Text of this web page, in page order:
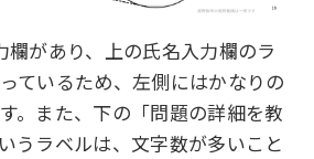
欄があり、上の氏名入力欄のラ
ているため、左側にはかなりの
。また、下の「問題の詳細を教
うラベルは、文字数が多いこと